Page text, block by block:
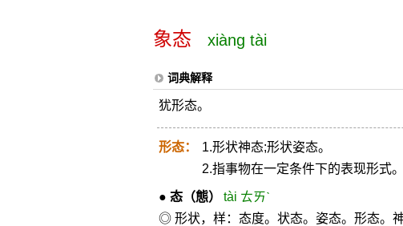
象态 xiàng tài
词典解释
犹形态。
形态：
1.形状神态;形状姿态。
2.指事物在一定条件下的表现形式。
● 态（態）
tài ㄊㄞˋ
◎ 形状，样：态度。状态。姿态。形态。